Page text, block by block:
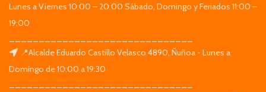
Lunes a Viernes 10:00 – 20:00 Sábado, Domingo y Feriados 11:00 –
19:00
📍Alcalde Eduardo Castillo Velasco 4890, Ñuñoa - Lunes a
Domingo de 10:00 a 19:30